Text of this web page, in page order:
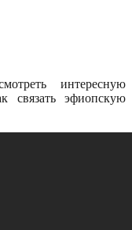
интересную
связать эфиопскую